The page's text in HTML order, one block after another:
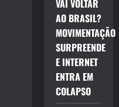
VAI VOLTAR
AO BRASIL?
MOVIMENTAÇÃO
SURPREENDE
E INTERNET
ENTRA EM
COLAPSO